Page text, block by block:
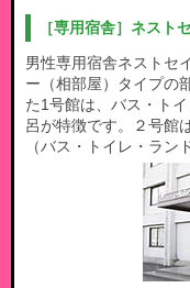
［専用宿舎］ネスト
男性専用宿舎ネストセ
ー（相部屋）タイプの
た1号館は、バス・ト
呂が特徴です。２号館
（バス・トイレ・ラン